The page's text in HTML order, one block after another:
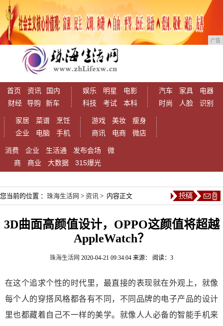
广告
首页 资讯
国内
财经
导购 新车
娱乐 明星
电影
科技
考试 本科
汽车 家具
电器
时尚
人脸 识别
家居 菜谱
烹饪
企业
电脑 手机
游戏 美妆
瘦身
商讯
电商 微店
消费 企业 生活通 发布会场
微
商
商业 大数据 315爆光
您当前的位置 ： 珠海生活网 > 资讯 > 内容正文
3D曲面高颜值设计，OPPO这颜值将超越
AppleWatch？
珠海生活网 2020-04-21 09:34:04 来源： 阅读：3
在这个追求个性的时代里，最直接的表现就在外观上，就像
每个人的穿搭风格都各有不同，不同品牌的电子产品的设计
里也都藏着自己不一样的美学。就像人人必备的智能手机来